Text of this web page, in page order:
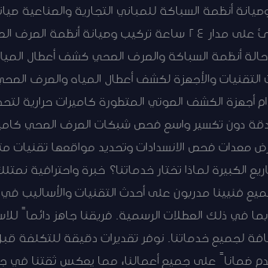
أنظمة السباكة للمباني التجارية والصناعية
النشاط استجابة سريعة لحالات الطوارئ على مدار 24 ساعة
حالة أنظمة السباكة والصرف الصحي كشف أعطال
التقنيات والأجهزة لكشف أعطال المياه والصرف
أجهزة الكشف الصوتي المتطورة كاميرات حرارية
دون تكسير واسع فحص شبكات الصرف الصحي
معدات فحص الانسدادات وتحديد مواقعها
الكبيرة لماذا تختار خدماتنا؟ خبرة واحترافية
بما في ذلك العطلات الرسمية. فريقنا جاهز دائماً
لجميع خدماتنا. نوفر تقديرات دقيقة للتكلفة
ضماناً على جميع أعمالنا، مما يعكس ثقتنا في